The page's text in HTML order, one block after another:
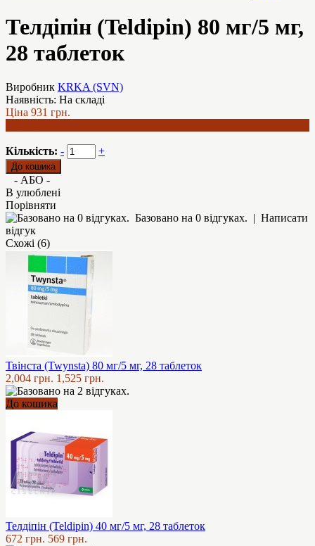
Телдіпін (Teldipin) 80 мг/5 мг,
28 таблеток
Виробник KRKA (SVN)
Наявність: На складі
Ціна 931 грн.
Кількість: - +
- АБО -
В улюблені
Порівняти
Базовано на 0 відгуках. | Написати
відгук
Схожі (6)
Твінста (Twynsta) 80 мг/5 мг, 28 таблеток
2,004 грн. 1,525 грн.
До кошика
Телдіпін (Teldipin) 40 мг/5 мг, 28 таблеток
672 грн. 569 грн.